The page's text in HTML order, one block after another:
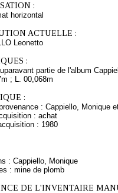
:
horizontal
ACTUELLE :
Leonetto
:
partie de l'album
; L. 00,068m
:
: Cappiello, Monique
: achat
: 1980
: Cappiello, Monique
: mine de plomb
DE L'INVENTAIRE